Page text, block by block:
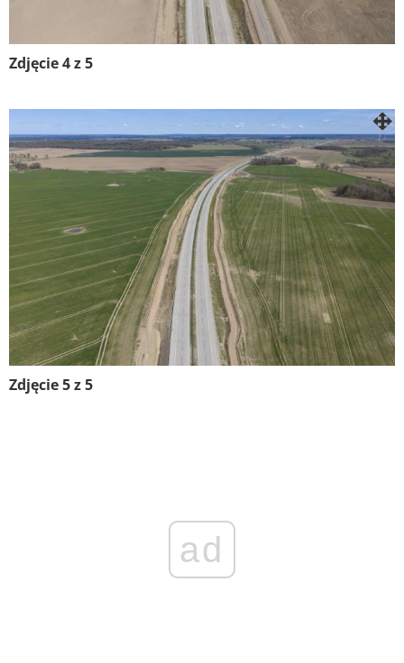
Zdjęcie 4 z 5
Zdjęcie 5 z 5
ad